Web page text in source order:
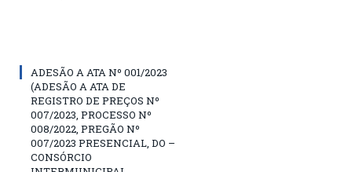
ADESÃO A ATA Nº 001/2023
(ADESÃO A ATA DE
REGISTRO DE PREÇOS Nº
007/2023, PROCESSO Nº
008/2022, PREGÃO Nº
007/2023 PRESENCIAL, DO –
CONSÓRCIO